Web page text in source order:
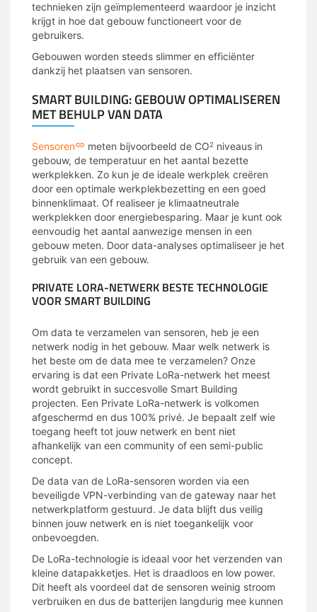
technieken zijn geïmplementeerd waardoor je inzicht
krijgt in hoe dat gebouw functioneert voor de
gebruikers.
Gebouwen worden steeds slimmer en efficiënter
dankzij het plaatsen van sensoren.
SMART BUILDING: GEBOUW OPTIMALISEREN
MET BEHULP VAN DATA
Sensoren meten bijvoorbeeld de CO2 niveaus in
gebouw, de temperatuur en het aantal bezette
werkplekken. Zo kun je de ideale werkplek creëren
door een optimale werkplekbezetting en een goed
binnenklimaat. Of realiseer je klimaatneutrale
werkplekken door energiebesparing. Maar je kunt ook
eenvoudig het aantal aanwezige mensen in een
gebouw meten. Door data-analyses optimaliseer je het
gebruik van een gebouw.
PRIVATE LORA-NETWERK BESTE TECHNOLOGIE
VOOR SMART BUILDING
Om data te verzamelen van sensoren, heb je een
netwerk nodig in het gebouw. Maar welk netwerk is
het beste om de data mee te verzamelen? Onze
ervaring is dat een Private LoRa-netwerk het meest
wordt gebruikt in succesvolle Smart Building
projecten. Een Private LoRa-netwerk is volkomen
afgeschermd en dus 100% privé. Je bepaalt zelf wie
toegang heeft tot jouw netwerk en bent niet
afhankelijk van een community of een semi-public
concept.
De data van de LoRa-sensoren worden via een
beveiligde VPN-verbinding van de gateway naar het
netwerkplatform gestuurd. Je data blijft dus veilig
binnen jouw netwerk en is niet toegankelijk voor
onbevoegden.
De LoRa-technologie is ideaal voor het verzenden van
kleine datapakketjes. Het is draadloos en low power.
Dit heeft als voordeel dat de sensoren weinig stroom
verbruiken en dus de batterijen langdurig mee kunnen